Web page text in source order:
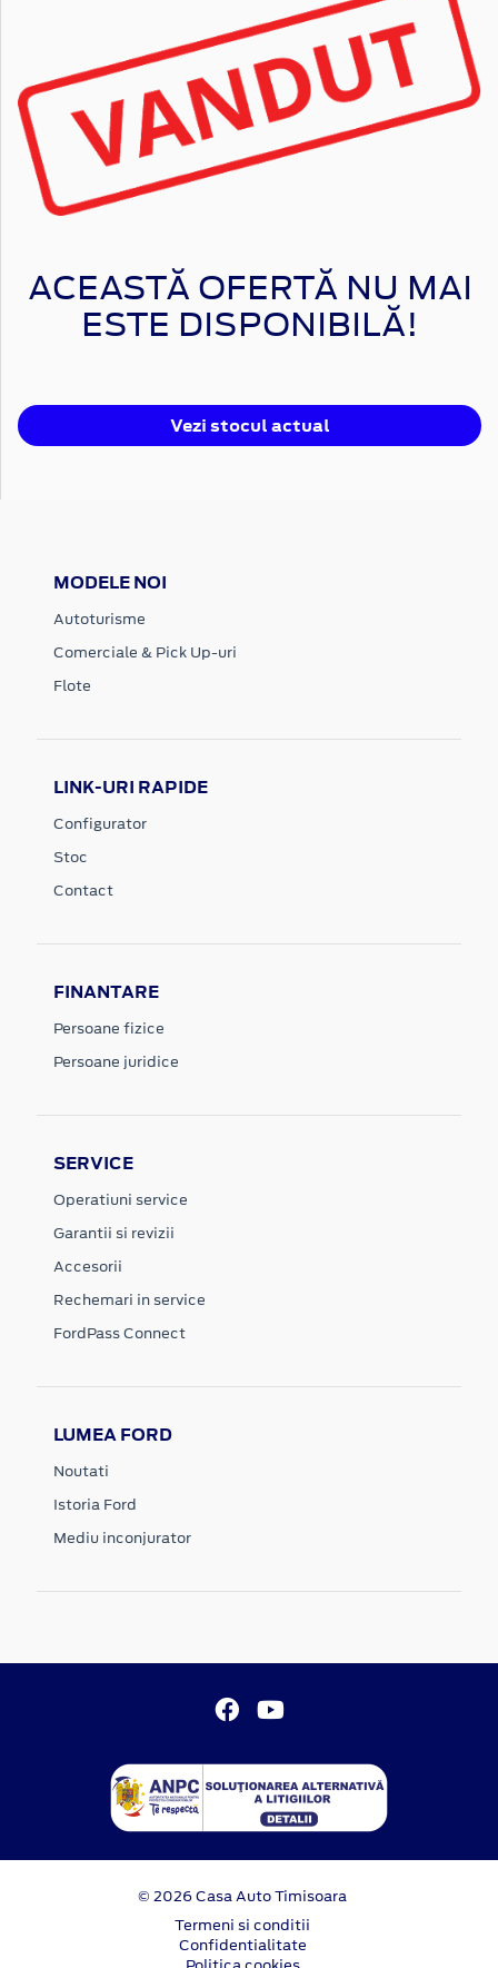
ACEASTĂ OFERTĂ NU MAI
ESTE DISPONIBILĂ!
Vezi stocul actual
MODELE NOI
Autoturisme
Comerciale & Pick Up-uri
Flote
LINK-URI RAPIDE
Configurator
Stoc
Contact
FINANTARE
Persoane fizice
Persoane juridice
SERVICE
Operatiuni service
Garantii si revizii
Accesorii
Rechemari in service
FordPass Connect
LUMEA FORD
Noutati
Istoria Ford
Mediu inconjurator
© 2026 Casa Auto Timisoara
Termeni si conditii
Confidentialitate